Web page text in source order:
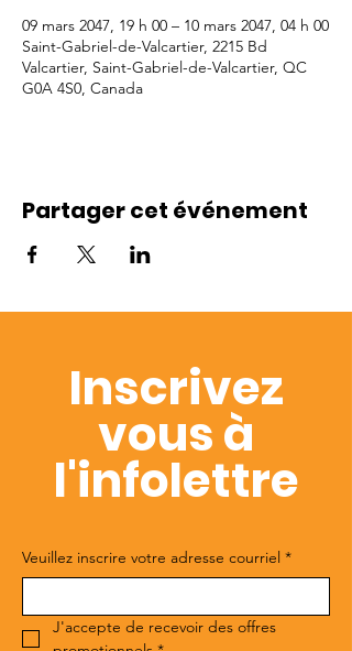
09 mars 2047, 19 h 00 – 10 mars 2047, 04 h 00
Saint-Gabriel-de-Valcartier, 2215 Bd
Valcartier, Saint-Gabriel-de-Valcartier, QC
G0A 4S0, Canada
Partager cet événement
Inscrivez
vous à
l'infolettre
Veuillez inscrire votre adresse courriel *
J'accepte de recevoir des offres